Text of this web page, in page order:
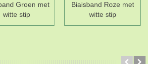
Groen met
witte stip
Biaisband Roze met
witte stip